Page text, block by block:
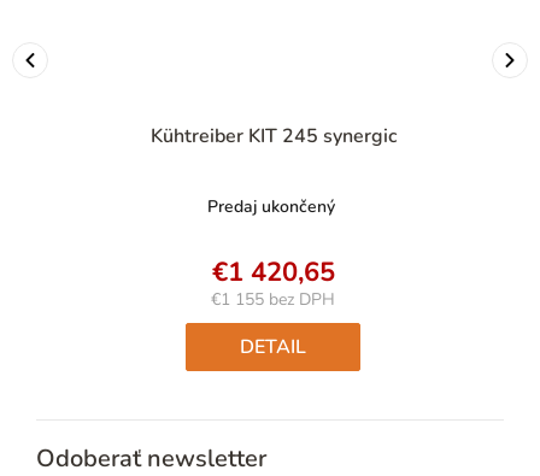
Kühtreiber KIT 245 synergic
Predaj ukončený
€1 420,65
€1 155 bez DPH
Jednotková
cena:
DETAIL
Odoberať newsletter